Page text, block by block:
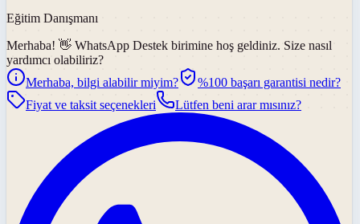
Eğitim Danışmanı
Merhaba! 👋 WhatsApp Destek birimine hoş geldiniz. Size nasıl
yardımcı olabiliriz?
Merhaba, bilgi alabilir miyim?
%100 başarı garantisi nedir?
Fiyat ve taksit seçenekleri
Lütfen beni arar mısınız?